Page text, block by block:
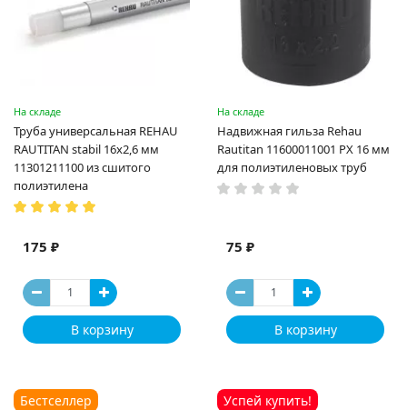
На складе
Труба универсальная REHAU
RAUTITAN stabil 16х2,6 мм
11301211100 из сшитого
полиэтилена
175 ₽
В корзину
На складе
Надвижная гильза Rehau
Rautitan 11600011001 PX 16 мм
для полиэтиленовых труб
75 ₽
В корзину
Бестселлер
Успей купить!